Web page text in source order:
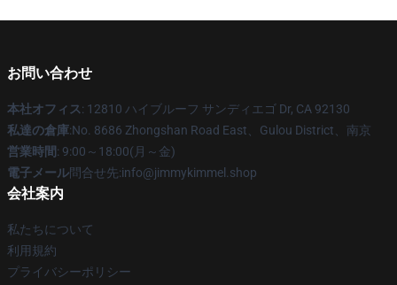
お問い合わせ
本社オフィス: 12810 ハイブルーフ サンディエゴ Dr, CA 92130
私達の倉庫:No. 8686 Zhongshan Road East、Gulou District、南京
営業時間: 9:00～18:00(月～金)
電子メール問合せ先:info@jimmykimmel.shop
会社案内
私たちについて
利用規約
プライバシーポリシー